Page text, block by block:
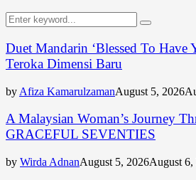
Search
for:
Search
Duet Mandarin ‘Blessed To Have
Teroka Dimensi Baru
by Afiza KamarulzamanAugust 5, 2026
A Malaysian Woman’s Journey
GRACEFUL SEVENTIES
by Wirda AdnanAugust 5, 2026August 6,